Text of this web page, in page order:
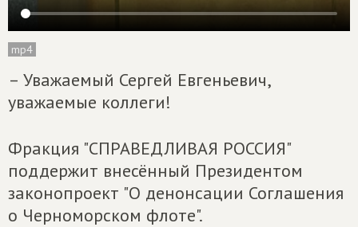
mp4
– Уважаемый Сергей Евгеньевич,
уважаемые коллеги!
Фракция "СПРАВЕДЛИВАЯ РОССИЯ"
поддержит внесённый Президентом
законопроект "О денонсации Соглашения
о Черноморском флоте".